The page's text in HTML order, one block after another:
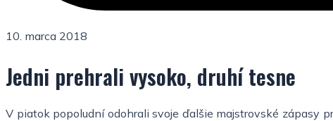
10. marca 2018
Jedni prehrali vysoko, druhí tesne
V piatok popoludní odohrali svoje ďalšie majstrovské zápasy